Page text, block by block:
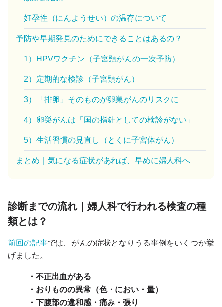
妊孕性（にんようせい）の温存について
予防や早期発見のためにできることはあるの？
1）HPVワクチン（子宮頸がんの一次予防）
2）定期的な検診（子宮頸がん）
3）「排卵」そのものが卵巣がんのリスクに
4）卵巣がんは「国の指針としての検診がない」
5）生活習慣の見直し（とくに子宮体がん）
まとめ｜気になる症状があれば、早めに婦人科へ
診断までの流れ｜婦人科で行われる検査の種
類とは？
前回の記事では、がんの症状となりうる事例をいくつか挙
げました。
・不正出血がある
・おりものの異常（色・におい・量）
・下腹部の違和感・痛み・張り